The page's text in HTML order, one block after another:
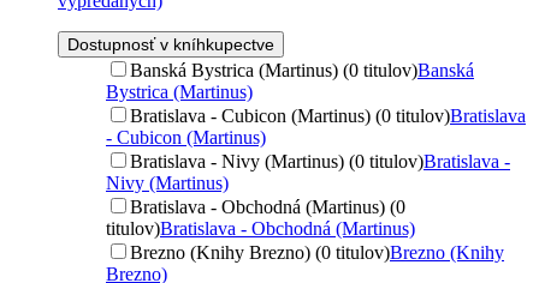
Dostupnosť v kníhkupectve
Banská Bystrica (Martinus) (0 titulov)Banská
Bystrica (Martinus)
Bratislava - Cubicon (Martinus) (0 titulov)Bratislava
- Cubicon (Martinus)
Bratislava - Nivy (Martinus) (0 titulov)Bratislava -
Nivy (Martinus)
Bratislava - Obchodná (Martinus) (0
titulov)Bratislava - Obchodná (Martinus)
Brezno (Knihy Brezno) (0 titulov)Brezno (Knihy
Brezno)